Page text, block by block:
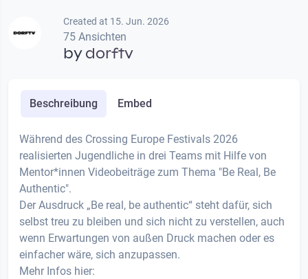
Created at 15. Jun. 2026
75 Ansichten
bydorftv
Beschreibung Embed
Während des Crossing Europe Festivals 2026
realisierten Jugendliche in drei Teams mit Hilfe von
Mentor*innen Videobeiträge zum Thema "Be Real, Be
Authentic".
Der Ausdruck „Be real, be authentic“ steht dafür, sich
selbst treu zu bleiben und sich nicht zu verstellen, auch
wenn Erwartungen von außen Druck machen oder es
einfacher wäre, sich anzupassen.
Mehr Infos hier: